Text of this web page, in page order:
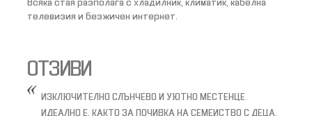
Всяка стая разполага с хладилник, климатик, кабелна
телевизия и безжичен интернет.
ОТЗИВИ
ИЗКЛЮЧИТЕЛНО СЛЪНЧЕВО И УЮТНО МЕСТЕНЦЕ.
ИДЕАЛНО Е, КАКТО ЗА ПОЧИВКА НА СЕМЕИСТВО С ДЕЦА,